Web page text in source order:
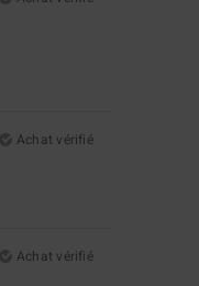
Achat vérifié
Achat vérifié